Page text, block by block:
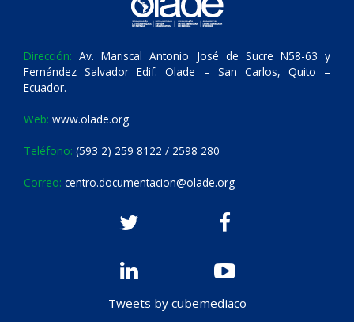
Dirección: Av. Mariscal Antonio José de Sucre N58-63 y
Fernández Salvador Edif. Olade – San Carlos, Quito –
Ecuador.
Web: www.olade.org
Teléfono: (593 2) 259 8122 / 2598 280
Correo: centro.documentacion@olade.org
Tweets by cubemediaco